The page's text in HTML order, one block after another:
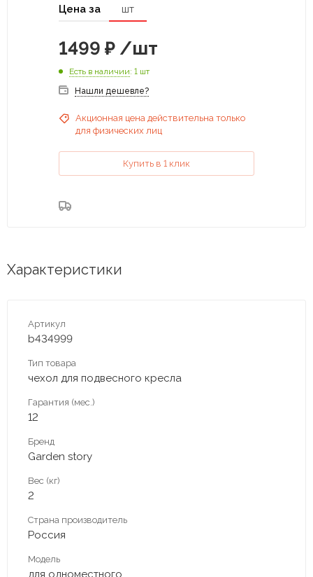
Цена за шт
1499 ₽ /шт
Есть в наличии: 1 шт
Нашли дешевле?
Акционная цена действительна только
для физических лиц
Купить в 1 клик
Характеристики
Артикул
b434999
Тип товара
чехол для подвесного кресла
Гарантия (мес.)
12
Бренд
Garden story
Вес (кг)
2
Страна производитель
Россия
Модель
для одноместного